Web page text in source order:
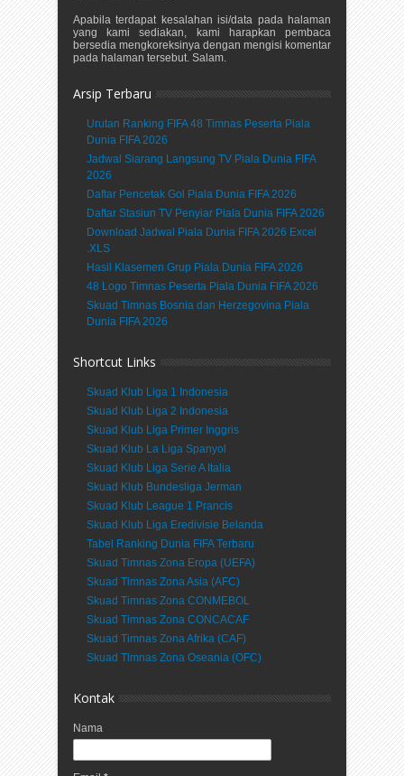
Apabila terdapat kesalahan isi/data pada halaman
yang kami sediakan, kami harapkan pembaca
bersedia mengkoreksinya dengan mengisi komentar
pada halaman tersebut. Salam.
Arsip Terbaru
Urutan Ranking FIFA 48 Timnas Peserta Piala
Dunia FIFA 2026
Jadwal Siarang Langsung TV Piala Dunia FIFA
2026
Daftar Pencetak Gol Piala Dunia FIFA 2026
Daftar Stasiun TV Penyiar Piala Dunia FIFA 2026
Download Jadwal Piala Dunia FIFA 2026 Excel
.XLS
Hasil Klasemen Grup Piala Dunia FIFA 2026
48 Logo Timnas Peserta Piala Dunia FIFA 2026
Skuad Timnas Bosnia dan Herzegovina Piala
Dunia FIFA 2026
Shortcut Links
Skuad Klub Liga 1 Indonesia
Skuad Klub Liga 2 Indonesia
Skuad Klub Liga Primer Inggris
Skuad Klub La Liga Spanyol
Skuad Klub Liga Serie A Italia
Skuad Klub Bundesliga Jerman
Skuad Klub League 1 Prancis
Skuad Klub Liga Eredivisie Belanda
Tabel Ranking Dunia FIFA Terbaru
Skuad Timnas Zona Eropa (UEFA)
Skuad Timnas Zona Asia (AFC)
Skuad Timnas Zona CONMEBOL
Skuad Timnas Zona CONCACAF
Skuad Timnas Zona Afrika (CAF)
Skuad Timnas Zona Oseania (OFC)
Kontak
Nama